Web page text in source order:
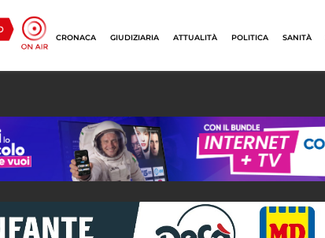
CRONACA GIUDIZIARIA ATTUALITÀ POLITICA SANITÀ